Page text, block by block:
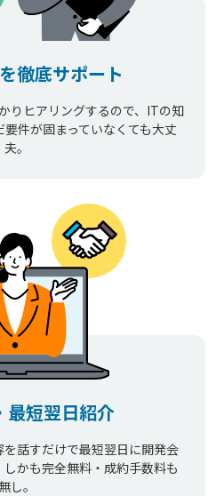
徹底サポート
りヒアリングするので、ITの知
件が固まっていなくても大丈
夫。
最短翌日紹介
話すだけで最短翌日に開発会
かも完全無料・成約手数料も
無し。